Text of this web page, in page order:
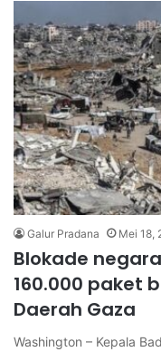
Galur Pradana Mei 18,
Blokade
160.000 paket
Daerah Gaza
Washington – Kepala